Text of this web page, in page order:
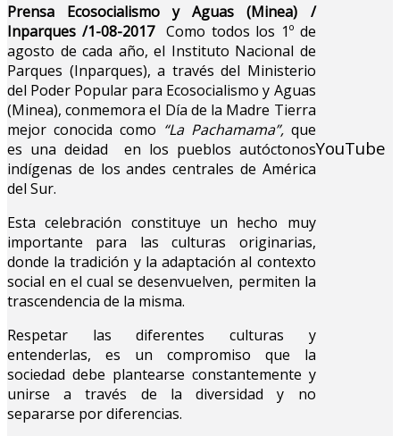
Prensa Ecosocialismo y Aguas (Minea) /
Inparques /1-08-2017 Como todos los 1º de
agosto de cada año, el Instituto Nacional de
Parques (Inparques), a través del Ministerio
del Poder Popular para Ecosocialismo y Aguas
(Minea), conmemora el Día de la Madre Tierra
mejor conocida como “La Pachamama”,que
es una deidad en los pueblos autóctonos
indígenas de los andes centrales de América
del Sur.
Esta celebración constituye un hecho muy
importante para las culturas originarias,
donde la tradición y la adaptación al contexto
social en el cual se desenvuelven, permiten la
trascendencia de la misma.
Respetar las diferentes culturas y
entenderlas, es un compromiso que la
sociedad debe plantearse constantemente y
unirse a través de la diversidad y no
separarse por diferencias.
YouTube